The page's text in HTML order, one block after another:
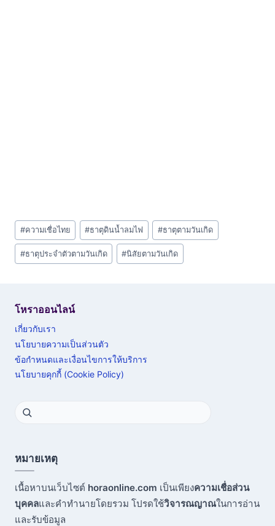
Post
Tags:
#ความเชื่อไทย #ธาตุดินน้ำลมไฟ #ธาตุตามวันเกิด
#ธาตุประจำตัวตามวันเกิด #นิสัยตามวันเกิด
โหราออนไลน์
เกี่ยวกับเรา
นโยบายความเป็นส่วนตัว
ข้อกำหนดและเงื่อนไขการให้บริการ
นโยบายคุกกี้ (Cookie Policy)
หมายเหตุ
เนื้อหาบนเว็บไซต์ horaonline.com เป็นเพียงความเชื่อส่วน
บุคคลและคำทำนายโดยรวม โปรดใช้วิจารณญาณในการอ่าน
และรับข้อมูล